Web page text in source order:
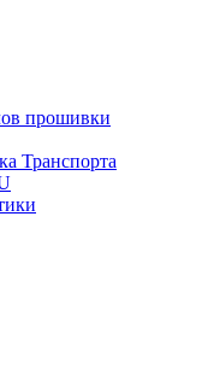
прошивки
Транспорта